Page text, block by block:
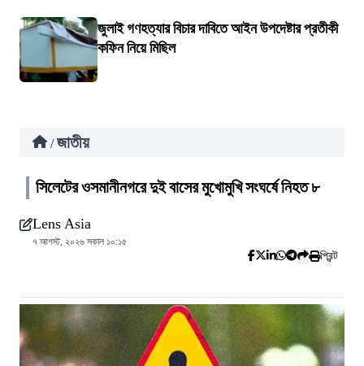
জুলাই গণহত্যার বিচার দাবিতে আইন উপদেষ্টার প্রতীকী
কফিন নিয়ে মিছিল
/ জাতীয়
সিলেটের ওসমানীনগরে দুই বাসের মুখোমুখি সংঘর্ষে নিহত ৮
Lens Asia
৭ আগস্ট, ২০২৬ সকাল ১০:১৫
প্রিন্ট